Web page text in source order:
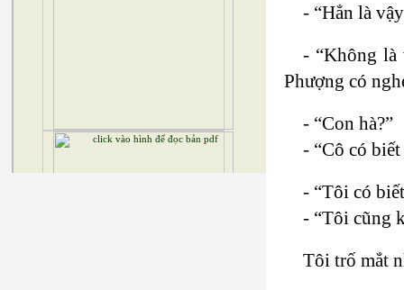
- “Hẳn là
- “Không là
Phượng có
- “Con hà?”
- “Cô có biết
- “Tôi có
- “Tôi cũng
Tôi trố mắt